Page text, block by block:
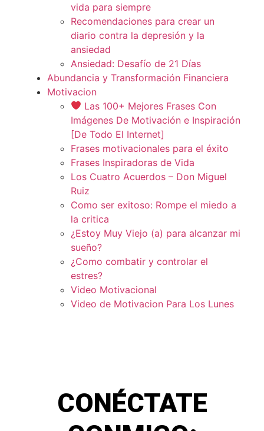
vida para siempre
Recomendaciones para crear un
diario contra la depresión y la
ansiedad
Ansiedad: Desafío de 21 Días
Abundancia y Transformación Financiera
Motivacion
Las 100+ Mejores Frases Con
Imágenes De Motivación e Inspiración
[De Todo El Internet]
Frases motivacionales para el éxito
Frases Inspiradoras de Vida
Los Cuatro Acuerdos – Don Miguel
Ruiz
Como ser exitoso: Rompe el miedo a
la critica
¿Estoy Muy Viejo (a) para alcanzar mi
sueño?
¿Como combatir y controlar el
estres?
Video Motivacional
Video de Motivacion Para Los Lunes
CONÉCTATE